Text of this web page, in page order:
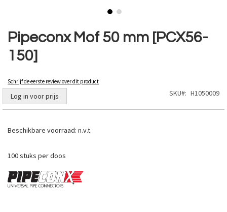
Pipeconx Mof 50 mm [PCX56-
150]
Schrijf de eerste review over dit product
Log in voor prijs SKU H1050009
Beschikbare voorraad: n.v.t.
100 stuks per doos
naar
het
begin
van
afbeeldingen-
gallerij